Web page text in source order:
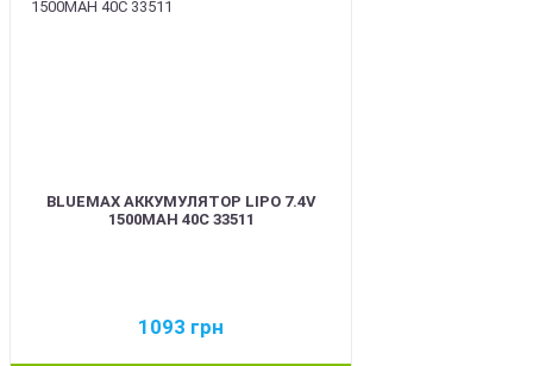
BLUEMAX АККУМУЛЯТОР LIPO 7.4V
1500MAH 40C 33511
1093 грн